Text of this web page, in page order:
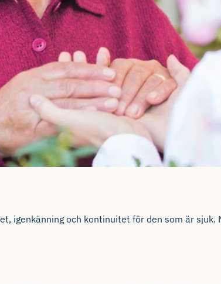
igenkänning och kontinuitet för den som är